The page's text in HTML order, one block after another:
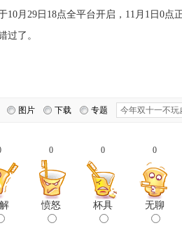
月29日18点全平台开启，11月1日0点
过了。
图片 下载 专题
0
愤怒
0
杯具
0
无聊